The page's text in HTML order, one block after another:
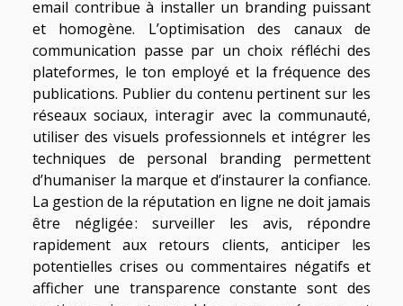
email contribue à installer un branding puissant
et homogène. L’optimisation des canaux de
communication passe par un choix réfléchi des
plateformes, le ton employé et la fréquence des
publications. Publier du contenu pertinent sur les
réseaux sociaux, interagir avec la communauté,
utiliser des visuels professionnels et intégrer les
techniques de personal branding permettent
d’humaniser la marque et d’instaurer la confiance.
La gestion de la réputation en ligne ne doit jamais
être négligée : surveiller les avis, répondre
rapidement aux retours clients, anticiper les
potentielles crises ou commentaires négatifs et
afficher une transparence constante sont des